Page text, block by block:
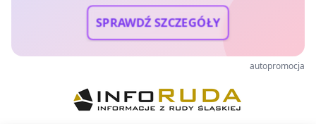
SPRAWDŹ SZCZEGÓŁY
autopromocja